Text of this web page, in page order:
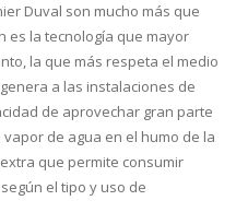
Duval son mucho más que
es la tecnología que mayor
la que más respeta el medio
a las instalaciones de
de aprovechar gran parte
de agua en el humo de la
que permite consumir
el tipo y uso de